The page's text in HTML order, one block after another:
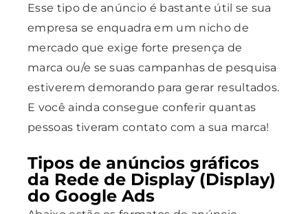
Esse tipo de anúncio é bastante útil se sua
empresa se enquadra em um nicho de
mercado que exige forte presença de
marca ou/e se suas campanhas de pesquisa
estiverem demorando para gerar resultados.
E você ainda consegue conferir quantas
pessoas tiveram contato com a sua marca!
Tipos de anúncios gráficos
da Rede de Display (Display)
do Google Ads